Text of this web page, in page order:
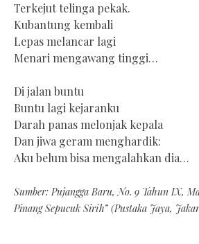
Terkejut telinga pekak.
Kubantung kembali
Lepas melancar lagi
Menari mengawang tinggi…
Di jalan buntu
Buntu lagi kejaranku
Darah panas melonjak kepala
Dan jiwa geram menghardik:
Aku belum bisa mengalahkan dia…
Sumber: Pujangga Baru, No. 9 Tahun IX,
Pinang Sepucuk Sirih” (Pustaka Jaya,